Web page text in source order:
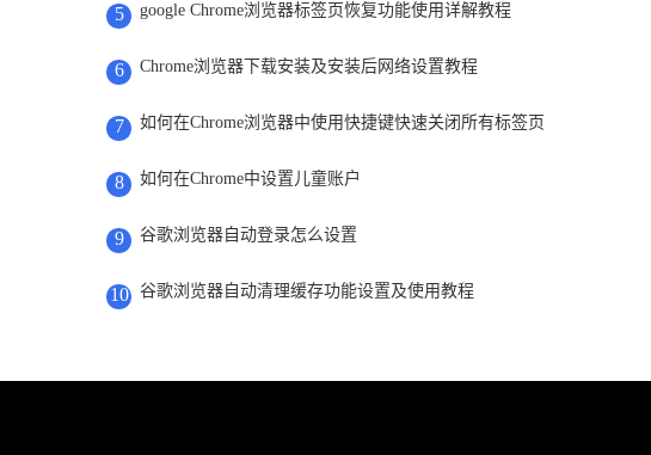
5 google Chrome浏览器标签页恢复功能使用详解教程
6 Chrome浏览器下载安装及安装后网络设置教程
7 如何在Chrome浏览器中使用快捷键快速关闭所有标签页
8 如何在Chrome中设置儿童账户
9 谷歌浏览器自动登录怎么设置
10 谷歌浏览器自动清理缓存功能设置及使用教程